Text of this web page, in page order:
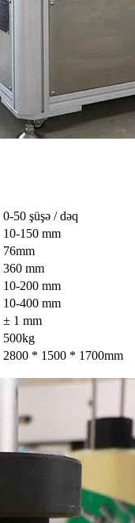
0-50 şüşə / dəq
10-150 mm
76mm
360 mm
10-200 mm
10-400 mm
± 1 mm
500kg
2800 * 1500 * 1700mm